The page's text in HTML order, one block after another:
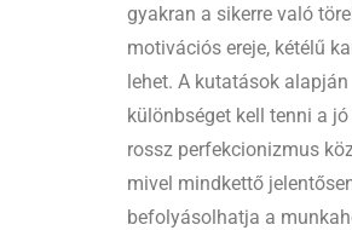
gyakran a sikerre való
motivációs ereje, kétélű
lehet. A kutatások alapján
különbséget kell tenni a jó
rossz perfekcionizmus
mivel mindkettő
befolyásolhatja a